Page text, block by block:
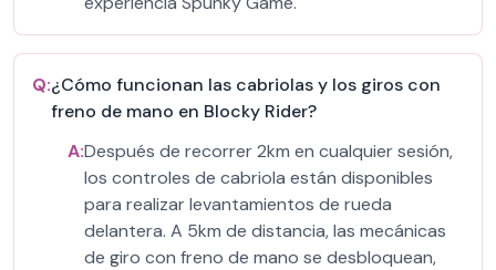
Q:¿Cómo funcionan las cabriolas y los giros con
freno de mano en Blocky Rider?
A:Después de recorrer 2km en cualquier sesión,
los controles de cabriola están disponibles
para realizar levantamientos de rueda
delantera. A 5km de distancia, las mecánicas
de giro con freno de mano se desbloquean,